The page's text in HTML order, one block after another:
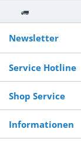
Kostenloser
Versand ab €
250,-
Newsletter
Service Hotline
Shop Service
Informationen